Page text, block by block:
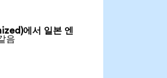
에서 일본 엔
음